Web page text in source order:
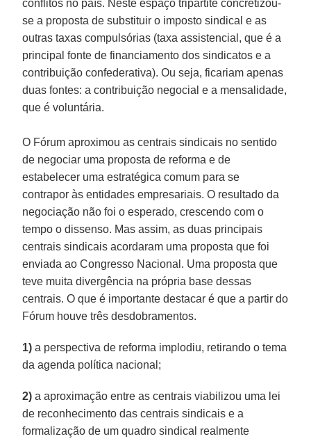
conflitos no país. Neste espaço tripartite concretizou-
se a proposta de substituir o imposto sindical e as
outras taxas compulsórias (taxa assistencial, que é a
principal fonte de financiamento dos sindicatos e a
contribuição confederativa). Ou seja, ficariam apenas
duas fontes: a contribuição negocial e a mensalidade,
que é voluntária.
O Fórum aproximou as centrais sindicais no sentido
de negociar uma proposta de reforma e de
estabelecer uma estratégica comum para se
contrapor às entidades empresariais. O resultado da
negociação não foi o esperado, crescendo com o
tempo o dissenso. Mas assim, as duas principais
centrais sindicais acordaram uma proposta que foi
enviada ao Congresso Nacional. Uma proposta que
teve muita divergência na própria base dessas
centrais. O que é importante destacar é que a partir do
Fórum houve três desdobramentos.
1) a perspectiva de reforma implodiu, retirando o tema
da agenda política nacional;
2)a aproximação entre as centrais viabilizou uma lei
de reconhecimento das centrais sindicais e a
formalização de um quadro sindical realmente